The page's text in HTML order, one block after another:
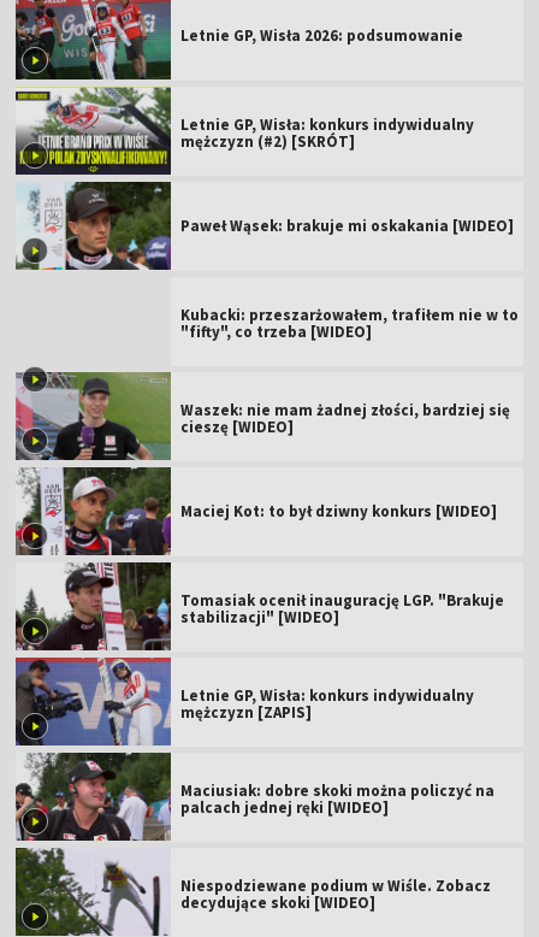
Letnie GP, Wisła 2026: podsumowanie
Letnie GP, Wisła: konkurs indywidualny
mężczyzn (#2) [SKRÓT]
Paweł Wąsek: brakuje mi oskakania [WIDEO]
Kubacki: przeszarżowałem, trafiłem nie w to
"fifty", co trzeba [WIDEO]
Waszek: nie mam żadnej złości, bardziej się
cieszę [WIDEO]
Maciej Kot: to był dziwny konkurs [WIDEO]
Tomasiak ocenił inaugurację LGP. "Brakuje
stabilizacji" [WIDEO]
Letnie GP, Wisła: konkurs indywidualny
mężczyzn [ZAPIS]
Maciusiak: dobre skoki można policzyć na
palcach jednej ręki [WIDEO]
Niespodziewane podium w Wiśle. Zobacz
decydujące skoki [WIDEO]